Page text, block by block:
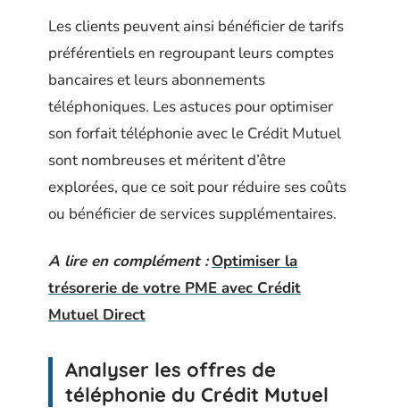
Les clients peuvent ainsi bénéficier de tarifs
préférentiels en regroupant leurs comptes
bancaires et leurs abonnements
téléphoniques. Les astuces pour optimiser
son forfait téléphonie avec le Crédit Mutuel
sont nombreuses et méritent d’être
explorées, que ce soit pour réduire ses coûts
ou bénéficier de services supplémentaires.
A lire en complément : Optimiser la
trésorerie de votre PME avec Crédit
Mutuel Direct
Analyser les offres de
téléphonie du Crédit Mutuel